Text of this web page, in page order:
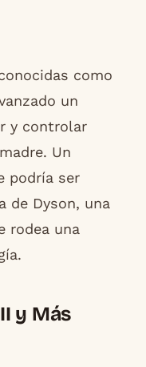
como
un
y controlar
Un
podría ser
de Dyson, una
rodea una
y Más